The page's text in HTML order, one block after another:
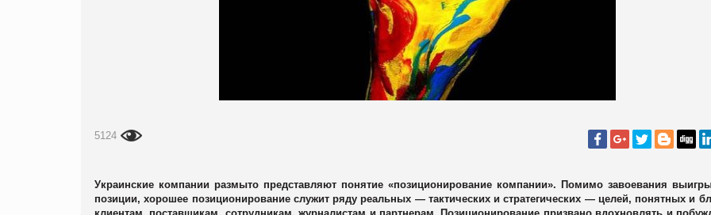
5124
Украинские компании размыто представляют понятие «позиционирование компании». Помимо завоевания
позиции, хорошее позиционирование служит ряду реальных — тактических и стратегических — целей, понятных и